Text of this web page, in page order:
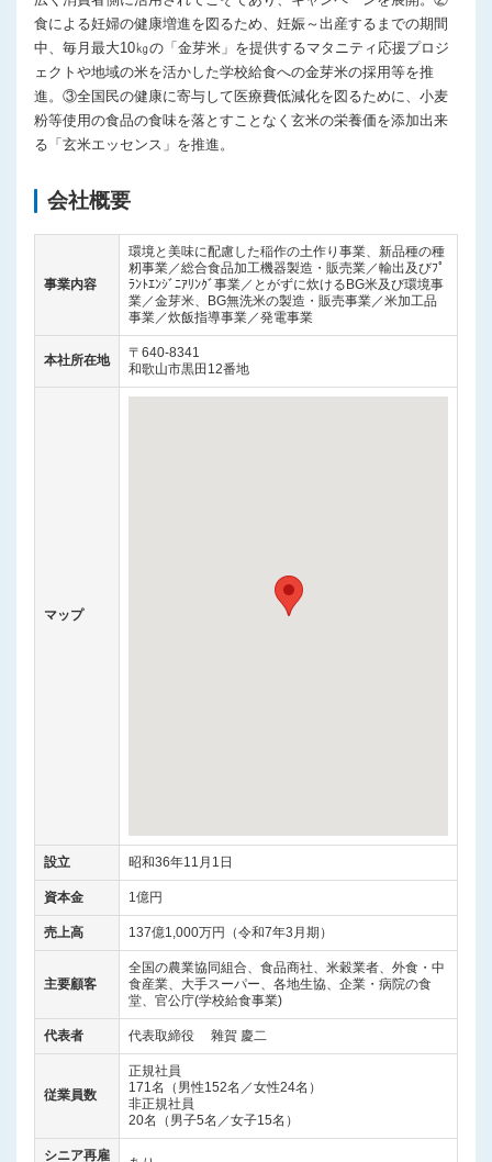
食による妊婦の健康増進を図るため、妊娠～出産するまでの期間
中、毎月最大10㎏の「金芽米」を提供するマタニティ応援プロジ
ェクトや地域の米を活かした学校給食への金芽米の採用等を推
進。③全国民の健康に寄与して医療費低減化を図るために、小麦
粉等使用の食品の食味を落とすことなく玄米の栄養価を添加出来
る「玄米エッセンス」を推進。
会社概要
事業内容
環境と美味に配慮した稲作の土作り事業、新品種の種
籾事業／総合食品加工機器製造・販売業／輸出及びﾌﾟ
ﾗﾝﾄｴﾝｼﾞﾆｱﾘﾝｸﾞ事業／とがずに炊けるBG米及び環境事
業／金芽米、BG無洗米の製造・販売事業／米加工品
事業／炊飯指導事業／発電事業
本社所在地
〒640-8341
和歌山市黒田12番地
マップ
設立 昭和36年11月1日
資本金 1億円
売上高 137億1,000万円（令和7年3月期）
主要顧客
全国の農業協同組合、食品商社、米穀業者、外食・中
食産業、大手スーパー、各地生協、企業・病院の食
堂、官公庁(学校給食事業)
代表者 代表取締役 雜賀 慶二
従業員数
正規社員
171名（男性152名／女性24名）
非正規社員
20名（男子5名／女子15名）
シニア再雇